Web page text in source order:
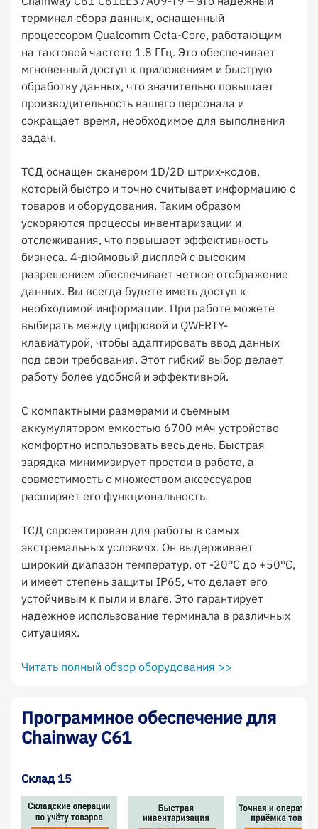
терминал сбора данных, оснащенный
процессором Qualcomm Octa-Core, работающим
на тактовой частоте 1.8 ГГц. Это обеспечивает
мгновенный доступ к приложениям и быструю
обработку данных, что значительно повышает
производительность вашего персонала и
сокращает время, необходимое для выполнения
задач.
ТСД оснащен сканером 1D/2D штрих-кодов,
который быстро и точно считывает информацию с
товаров и оборудования. Таким образом
ускоряются процессы инвентаризации и
отслеживания, что повышает эффективность
бизнеса. 4-дюймовый дисплей с высоким
разрешением обеспечивает четкое отображение
данных. Вы всегда будете иметь доступ к
необходимой информации. При работе можете
выбирать между цифровой и QWERTY-
клавиатурой, чтобы адаптировать ввод данных
под свои требования. Этот гибкий выбор делает
работу более удобной и эффективной.
С компактными размерами и съемным
аккумулятором емкостью 6700 мАч устройство
комфортно использовать весь день. Быстрая
зарядка минимизирует простои в работе, а
совместимость с множеством аксессуаров
расширяет его функциональность.
ТСД спроектирован для работы в самых
экстремальных условиях. Он выдерживает
широкий диапазон температур, от -20°C до +50°C,
и имеет степень защиты IP65, что делает его
устойчивым к пыли и влаге. Это гарантирует
надежное использование терминала в различных
ситуациях.
Читать полный обзор оборудования >>
Программное обеспечение для
Chainway C61
Склад 15